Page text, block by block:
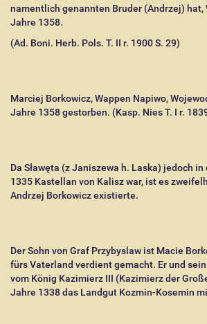
namentlich genannten Bruder (Andrzej) hat,
Jahre 1358.
(Ad. Boni. Herb. Pols. T. II r. 1900 S. 29)
Marciej Borkowicz, Wappen Napiwo,
Jahre 1358 gestorben. (Kasp. Nies T. I r.
Da Sławęta (z Janiszewa h. Laska) jedoch
1335 Kastellan von Kalisz war, ist es
Andrzej Borkowicz existierte.
Der Sohn von Graf Przybyslaw ist Macie
fürs Vaterland verdient gemacht. Er und
vom König Kazimierz III (Kazimierz der
Jahre 1338 das Landgut Kozmin-Kosemin